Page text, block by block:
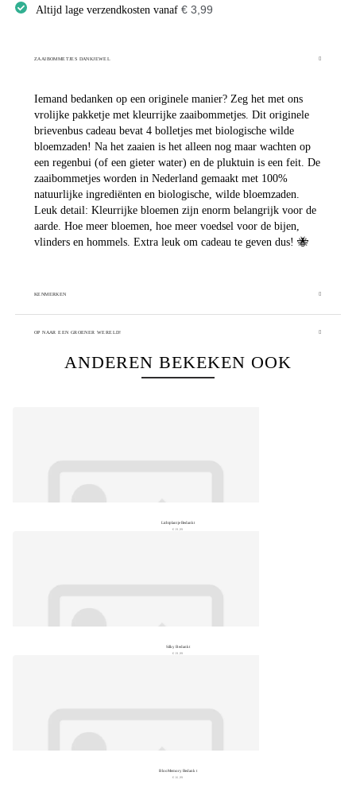
Altijd lage verzendkosten vanaf € 3,99
ZAAIBOMMETJES DANKJEWEL
Iemand bedanken op een originele manier? Zeg het met ons
vrolijke pakketje met kleurrijke zaaibommetjes. Dit originele
brievenbus cadeau bevat 4 bolletjes met biologische wilde
bloemzaden! Na het zaaien is het alleen nog maar wachten op
een regenbui (of een gieter water) en de pluktuin is een feit. De
zaaibommetjes worden in Nederland gemaakt met 100%
natuurlijke ingrediënten en biologische, wilde bloemzaden.
Leuk detail: Kleurrijke bloemen zijn enorm belangrijk voor de
aarde. Hoe meer bloemen, hoe meer voedsel voor de bijen,
vlinders en hommels. Extra leuk om cadeau te geven dus! 🐝
KENMERKEN
OP NAAR EEN GROENER WERELD!
ANDEREN BEKEKEN OOK
Lichtplantje Bedankt
€ 19,99
Silky Bedankt
€ 19,99
BlooMemory Bedankt
€ 16,99